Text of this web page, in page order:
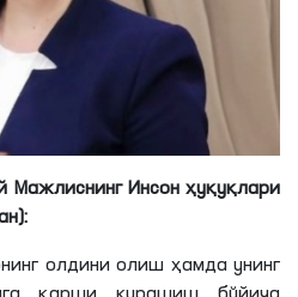
Мажлиснинг Инсон ҳуқуқлари
олдини олиш ҳамда унинг